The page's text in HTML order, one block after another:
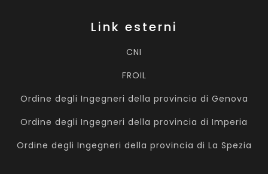
Link esterni
CNI
FROIL
Ordine degli Ingegneri della provincia di Genova
Ordine degli Ingegneri della provincia di Imperia
Ordine degli Ingegneri della provincia di La Spezia